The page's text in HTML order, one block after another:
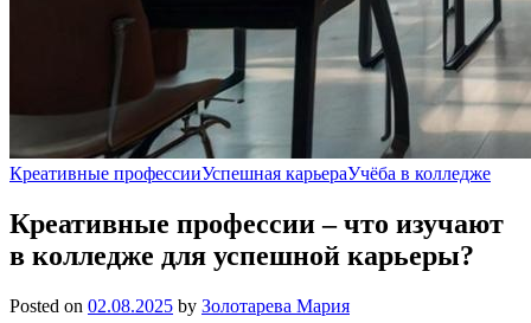
Креативные профессииУспешная карьераУчёба в колледже
Креативные профессии – что изучают
в колледже для успешной карьеры?
Posted on 02.08.2025 by Золотарева Мария